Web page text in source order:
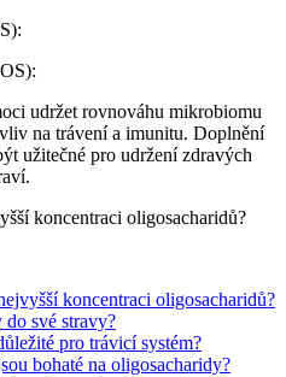
udržet rovnováhu mikrobiomu
na trávení a imunitu. Doplnění
užitečné pro udržení zdravých
koncentraci oligosacharidů?
své stravy?
pro trávicí systém?
bohaté na oligosacharidy?